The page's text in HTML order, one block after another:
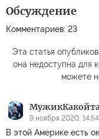
Обсуждение
Комментариев: 23
Эта статья
она недоступна для
можете
9 ноября 2020, 14:54
В этой Америке есть